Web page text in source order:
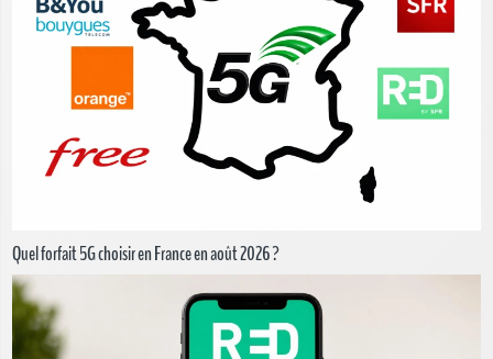
Quel forfait 5G choisir en France en août 2026 ?